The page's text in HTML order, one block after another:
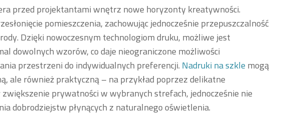
przed projektantami wnętrz nowe horyzonty kreatywności.
pomieszczenia, zachowując jednocześnie przepuszczalność
Dzięki nowoczesnym technologiom druku, możliwe jest
dowolnych wzorów, co daje nieograniczone możliwości
przestrzeni do indywidualnych preferencji.Nadruki na szklemogą
ale również praktyczną – na przykład poprzez delikatne
prywatności w wybranych strefach, jednocześnie nie
dobrodziejstw płynących z naturalnego oświetlenia.